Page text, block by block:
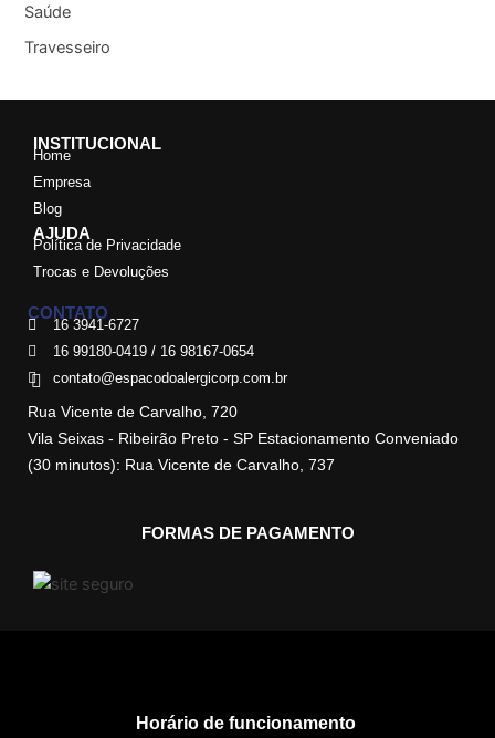
Saúde
Travesseiro
INSTITUCIONAL
Home
Empresa
Blog
AJUDA
Política de Privacidade
Trocas e Devoluções
CONTATO
16 3941-6727
16 99180-0419 / 16 98167-0654
contato@espacodoalergicorp.com.br
Rua Vicente de Carvalho, 720
Vila Seixas - Ribeirão Preto - SP Estacionamento Conveniado
(30 minutos): Rua Vicente de Carvalho, 737
FORMAS DE PAGAMENTO
Horário de funcionamento